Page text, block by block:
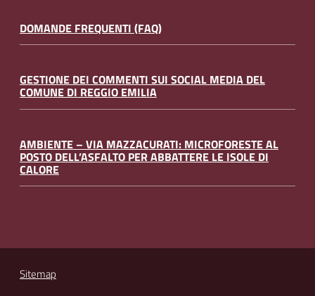
DOMANDE FREQUENTI (FAQ)
GESTIONE DEI COMMENTI SUI SOCIAL MEDIA DEL
COMUNE DI REGGIO EMILIA
AMBIENTE – VIA MAZZACURATI: MICROFORESTE AL
POSTO DELL’ASFALTO PER ABBATTERE LE ISOLE DI
CALORE
Sitemap